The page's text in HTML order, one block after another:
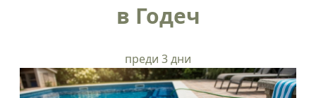
в Годеч
преди 3 дни